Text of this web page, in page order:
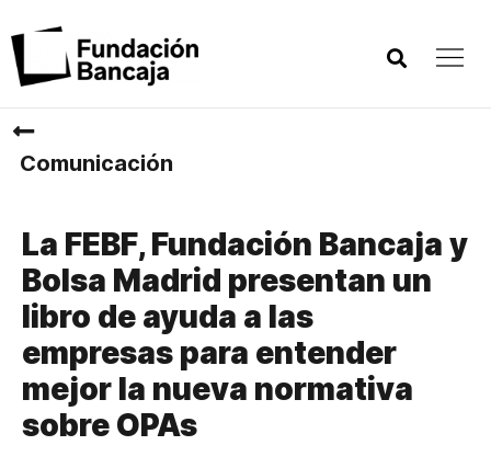
Comunicación
La FEBF, Fundación Bancaja y
Bolsa Madrid presentan un
libro de ayuda a las
empresas para entender
mejor la nueva normativa
sobre OPAs